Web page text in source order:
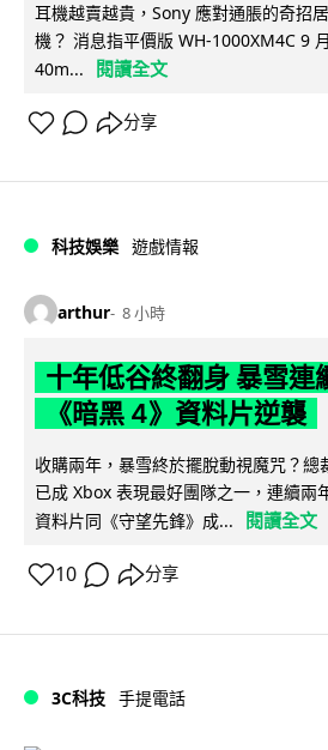
耳機越賣越貴，Sony 應對通脹的奇招
機？ 消息指平價版 WH-1000XM4C 9
40m...
閱讀全文
分享
科技娛樂 遊戲情報
arthur 8 小時
十年低谷終翻身 暴雪連
《暗黑 4》資料片逆襲
收購兩年，暴雪終於擺脫動視魔咒？總
已成 Xbox 表現最好團隊之一，連續兩
資料片同《守望先鋒》成...
閱讀全文
10 分享
3C科技 手提電話